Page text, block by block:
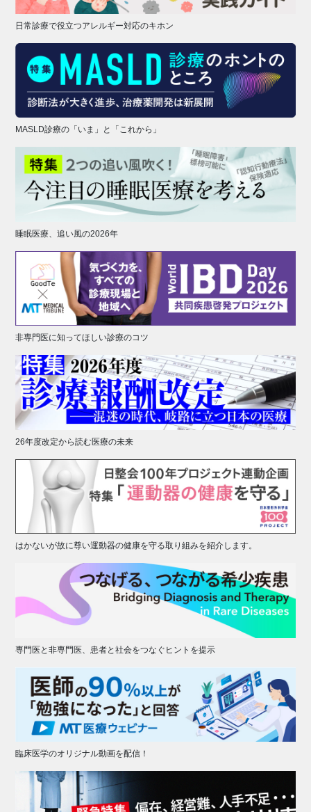
日常診療で役立つアレルギー対応のキホン
MASLD診療の「いま」と「これから」
睡眠医療、追い風の2026年
非専門医に知ってほしい診療のコツ
26年度改定から読む医療の未来
はかないが故に尊い運動器の健康を守る取り組みを紹介します。
専門医と非専門医、患者と社会をつなぐヒントを提示
臨床医学のオリジナル動画を配信！